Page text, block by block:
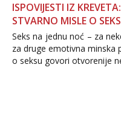
ISPOVIJESTI IZ
STVARNO MISLE O
Seks na jednu noć – za
za druge emotivna minska
o seksu govori otvorenije
dalje izaziva burne